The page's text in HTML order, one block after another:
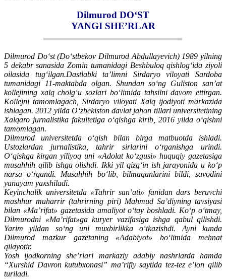
Dilmurod DO‘ST
YANGI SHE’RLAR
Dilmurod Do‘st (Do‘stbekov Dilmurod Abdullayevich) 1989 yilning
5 dekabr sanasida Zomin tumanidagi Beshbuloq qishlog‘ida ziyoli
oilasida tug‘ilgan.Dastlabki ta’limni Sirdaryo viloyati Sardoba
tumanidagi 11-maktabda olgan. Shundan so‘ng Guliston san’at
kollejining xalq cholg‘u sozlari bo‘limida tahsilni davom ettirgan.
Kollejni tamomlagach, Sirdaryo viloyati Xalq ijodiyoti markazida
ishlagan. 2012 yilda O‘zbekiston davlat jahon tillari universitetining
Xalqaro jurnalistika fakultetiga o‘qishga kirib, 2016 yilda o‘qishni
tamomlagan.
Dilmurod universitetda o‘qish bilan birga matbuotda ishladi.
Ustozlardan jurnalistika, tahrir sirlarini o‘rganishga urindi.
O‘qishga kirgan yiliyoq uni «Adolat ko‘zgusi» huquqiy gazetasiga
musahhih qilib ishga olishdi. Ikki yil qizg‘in ish jarayonida u ko‘p
narsa o‘rgandi. Musahhih bo‘lib, bilmaganlarini bildi, savodini
yanayam yaxshiladi.
Keyinchalik universitetda «Tahrir san’ati» fanidan dars beruvchi
mashhur muharrir (tahrirning piri) Mahmud Sa’diyning tavsiyasi
bilan «Ma’rifat» gazetasida amaliyot o‘tay boshladi. Ko‘p o‘tmay,
Dilmurodni «Ma’rifat»ga kuryer vazifasiga ishga qabul qilishdi.
Yarim yildan so‘ng uni muxbirlikka o‘tkazishdi. Ayni kunda
Dilmurod mazkur gazetaning «Adabiyot» bo‘limida mehnat
qilayotir.
Yosh ijodkorning she’rlari markaziy adabiy nashrlarda hamda
“Xurshid Davron kutubxonasi” ma’rifiy saytida tez-tez e’lon qilib
turiladi.